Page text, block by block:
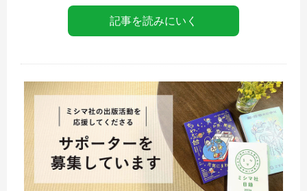
記事を読みにいく